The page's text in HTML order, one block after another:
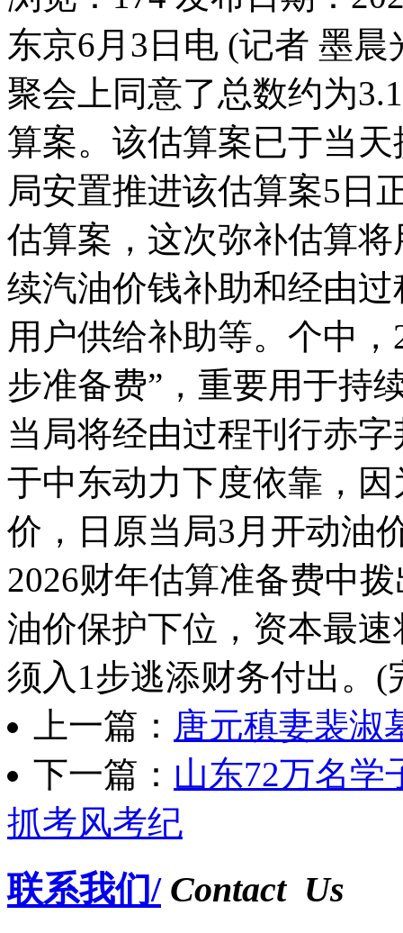
东京6月3日电 (记者 墨
聚会上同意了总数约为
算案。该估算案已于当
局安置推进该估算案5
估算案，这次弥补估算
续汽油价钱补助和经由
用户供给补助等。个中
步准备费”，重要用于持
当局将经由过程刊行赤
于中东动力下度依靠，
价，日原当局3月开动油
2026财年估算准备费中
油价保护下位，资本最
须入1步逃添财务付出。(
上一篇： 唐元稹妻裴淑
下一篇： 山东72万名学
抓考风考纪
联系我们/ Contact Us